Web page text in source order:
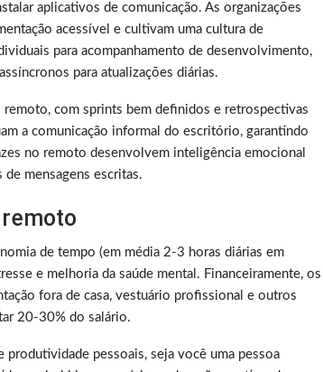
aplicativos de comunicação. As organizações
acessível e cultivam uma cultura de
para acompanhamento de desenvolvimento,
para atualizações diárias.
com sprints bem definidos e retrospectivas
a comunicação informal do escritório, garantindo
no remoto desenvolvem inteligência emocional
de mensagens escritas.
de tempo (em média 2-3 horas diárias em
e melhoria da saúde mental. Financeiramente, os
fora de casa, vestuário profissional e outros
20-30% do salário.
pessoais, seja você uma pessoa